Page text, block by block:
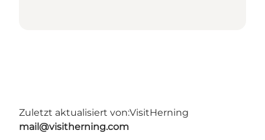
Zuletzt aktualisiert von:VisitHerning
mail@visitherning.com